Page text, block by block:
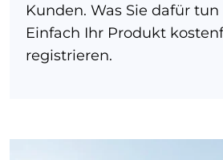
Kunden. Was Sie dafür tun
Einfach Ihr Produkt
registrieren.